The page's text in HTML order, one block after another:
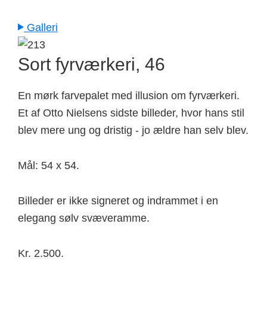
Galleri
Sort fyrværkeri, 46
En mørk farvepalet med illusion om fyrværkeri.
Et af Otto Nielsens sidste billeder, hvor hans stil
blev mere ung og dristig - jo ældre han selv blev.
Mål: 54 x 54.
Billeder er ikke signeret og indrammet i en
elegang sølv svæveramme.
Kr. 2.500.